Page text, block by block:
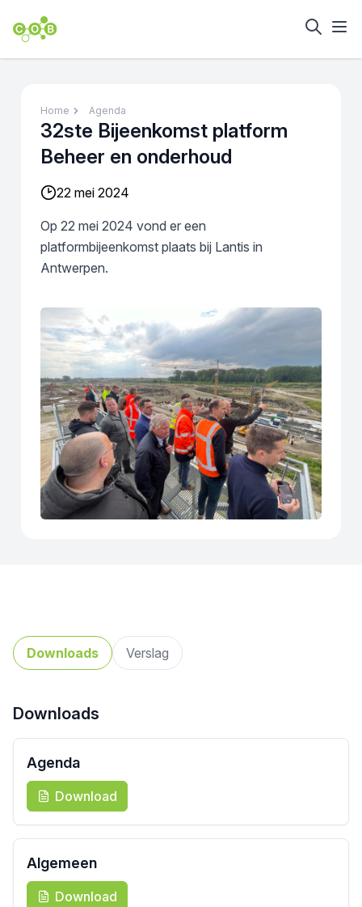
Home Agenda
32ste Bijeenkomst platform
Beheer en onderhoud
22 mei 2024
Op 22 mei 2024 vond er een
platformbijeenkomst plaats bij Lantis in
Antwerpen.
Downloads Verslag
Downloads
Agenda
Download
Algemeen
Download